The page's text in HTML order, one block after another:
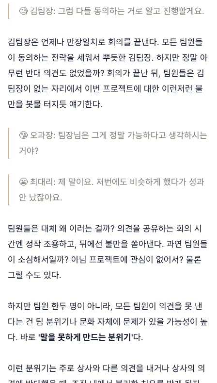
🧐 김팀장: 그럼 다들 동의하는 거로 알고 진행할게요.
김팀장은 언제나 만장일치로 회의를 끝낸다. 모든 팀원들
이 동의하는 전략을 세워서 뿌듯한 김팀장. 하지만 정말 아
무런 반대 의견도 없었을까? 회의가 끝난 뒤, 팀원들은 김
팀장이 없는 자리에서 이번 프로젝트에 대한 이런저런 불
만을 봇물 터지듯 얘기한다.
🤥 오과장: 팀장님은 그게 정말 가능하다고 생각하시는
거야?
😬 최대리: 제 말이요. 저번에도 비슷하게 했다가 성과
안 났잖아요.
팀원들은 대체 왜 이러는 걸까? 의견을 공유하는 회의 시
간엔 정작 조용하고, 뒤에선 불만을 쏟아낸다. 과연 팀원들
이 소심해서일까? 아님 프로젝트에 관심이 없어서? 물론
그럴 수도 있다.
하지만 팀원 한두 명이 아니라, 모든 팀원이 의견을 못 낸
다는 건 팀 분위기나 문화 자체에 문제가 있을 가능성이 높
다. 바로 '말을 못하게 만드는 분위기'다.
이런 분위기는 주로 상사와 다른 의견을 내거나 상사의 의